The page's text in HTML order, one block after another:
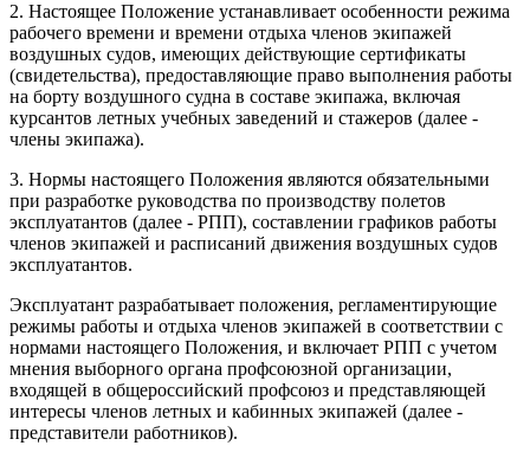
2. Настоящее Положение устанавливает особенности режима
рабочего времени и времени отдыха членов экипажей
воздушных судов, имеющих действующие сертификаты
(свидетельства), предоставляющие право выполнения работы
на борту воздушного судна в составе экипажа, включая
курсантов летных учебных заведений и стажеров (далее -
члены экипажа).
3. Нормы настоящего Положения являются обязательными
при разработке руководства по производству полетов
эксплуатантов (далее - РПП), составлении графиков работы
членов экипажей и расписаний движения воздушных судов
эксплуатантов.
Эксплуатант разрабатывает положения, регламентирующие
режимы работы и отдыха членов экипажей в соответствии с
нормами настоящего Положения, и включает РПП с учетом
мнения выборного органа профсоюзной организации,
входящей в общероссийский профсоюз и представляющей
интересы членов летных и кабинных экипажей (далее -
представители работников).